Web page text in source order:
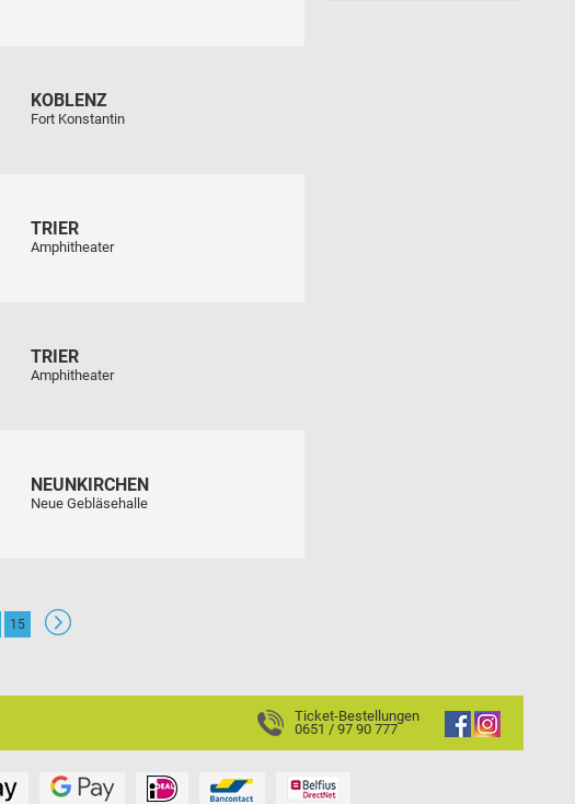
KOBLENZ
Fort Konstantin
TRIER
Amphitheater
TRIER
Amphitheater
NEUNKIRCHEN
Neue Gebläsehalle
15
Ticket-Bestellungen
0651 / 97 90 777